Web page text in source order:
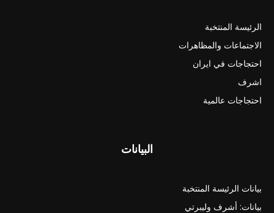
الرئيسة المنتخبة
الاجتماعات والمظاهرات
احتجاجات في ايران
اشرف
احتجاجات عالمية
البيانات
بيانات الرئيسة المنتخبة
بيانات: أشرف وليبرتي